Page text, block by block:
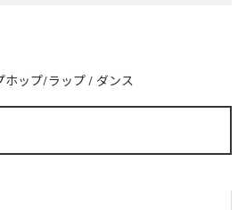
ホップ/ラップ / ダンス